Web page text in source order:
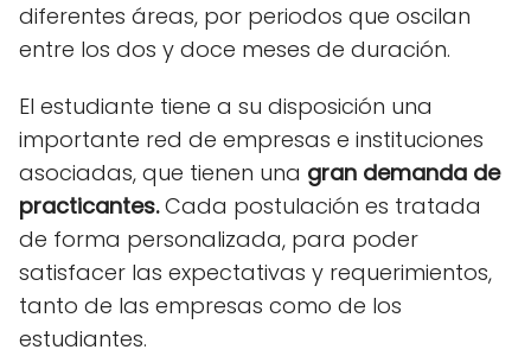
diferentes áreas, por periodos que oscilan
entre los dos y doce meses de duración.
El estudiante tiene a su disposición una
importante red de empresas e instituciones
asociadas, que tienen una gran demanda de
practicantes.Cada postulación es tratada
de forma personalizada, para poder
satisfacer las expectativas y requerimientos,
tanto de las empresas como de los
estudiantes.